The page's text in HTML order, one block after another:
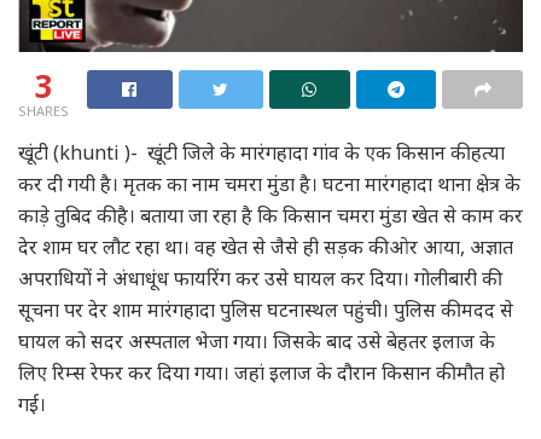
3
SHARES
खूंटी (khunti )- खूंटी जिले के मारंगहादा गांव के एक किसान की हत्या
कर दी गयी है। मृतक का नाम चमरा मुंडा है। घटना मारंगहादा थाना क्षेत्र के
काड़े तुबिद की है। बताया जा रहा है कि किसान चमरा मुंडा खेत से काम कर
देर शाम घर लौट रहा था। वह खेत से जैसे ही सड़क की ओर आया, अज्ञात
अपराधियों ने अंधाधूंध फायरिंग कर उसे घायल कर दिया। गोलीबारी की
सूचना पर देर शाम मारंगहादा पुलिस घटनास्थल पहुंची। पुलिस की मदद से
घायल को सदर अस्पताल भेजा गया। जिसके बाद उसे बेहतर इलाज के
लिए रिम्स रेफर कर दिया गया। जहां इलाज के दौरान किसान की मौत हो
गई।